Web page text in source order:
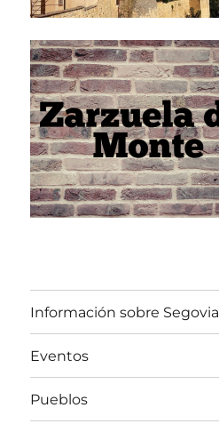
Información sobre Segovia
Eventos
Pueblos